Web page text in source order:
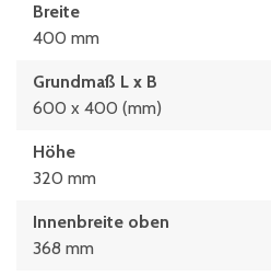
Breite
400 mm
Grundmaß L x B
600 x 400 (mm)
Höhe
320 mm
Innenbreite oben
368 mm